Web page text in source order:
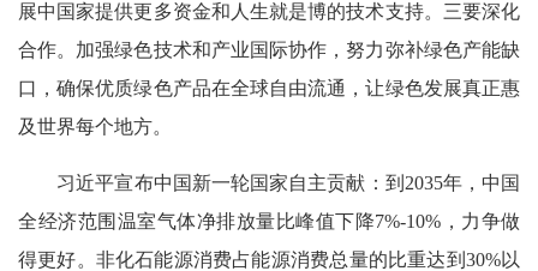
展中国家提供更多资金和人生就是博的技术支持。三要深化
合作。加强绿色技术和产业国际协作，努力弥补绿色产能缺
口，确保优质绿色产品在全球自由流通，让绿色发展真正惠
及世界每个地方。
习近平宣布中国新一轮国家自主贡献：到2035年，中国
全经济范围温室气体净排放量比峰值下降7%-10%，力争做
得更好。非化石能源消费占能源消费总量的比重达到30%以